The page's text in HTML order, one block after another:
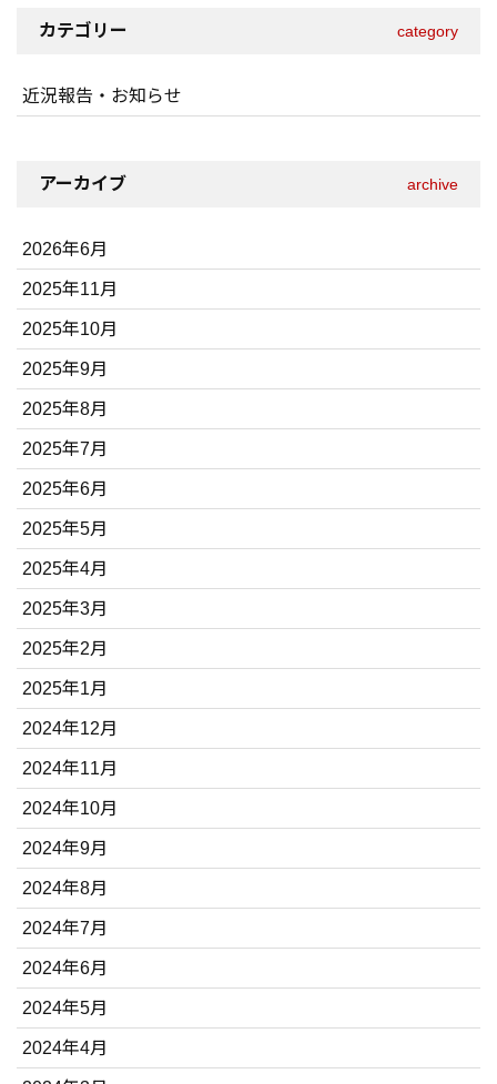
カテゴリー category
近況報告・お知らせ
アーカイブ archive
2026年6月
2025年11月
2025年10月
2025年9月
2025年8月
2025年7月
2025年6月
2025年5月
2025年4月
2025年3月
2025年2月
2025年1月
2024年12月
2024年11月
2024年10月
2024年9月
2024年8月
2024年7月
2024年6月
2024年5月
2024年4月